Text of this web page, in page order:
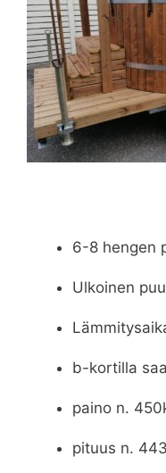
6-8 hengen
Ulkoinen
b-kortilla
paino n.
pituus n.